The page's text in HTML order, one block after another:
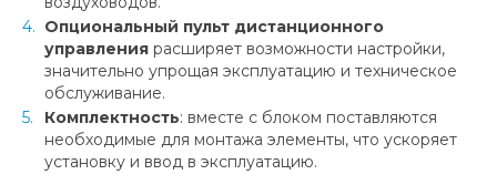
Опциональный пульт дистанционного
управления расширяет возможности настройки,
значительно упрощая эксплуатацию и техническое
обслуживание.
Комплектность: вместе с блоком поставляются
необходимые для монтажа элементы, что ускоряет
установку и ввод в эксплуатацию.